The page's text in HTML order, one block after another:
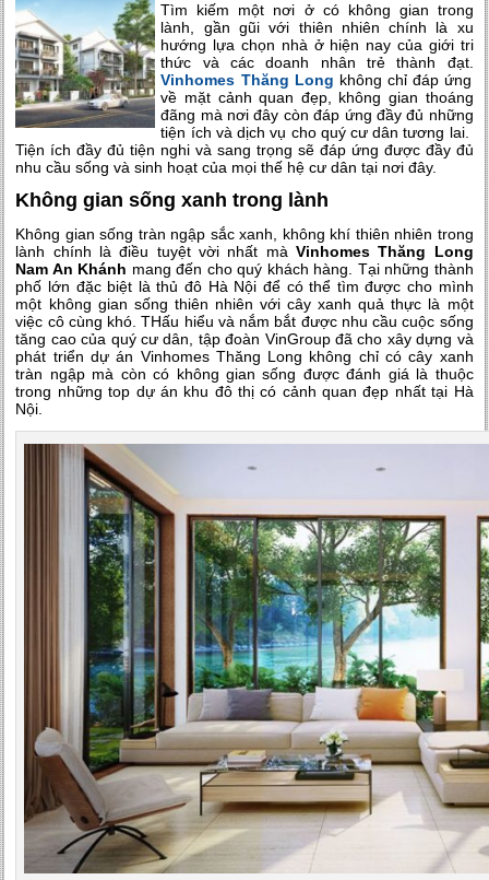
Tìm kiếm một nơi ở có không gian trong
lành, gần gũi với thiên nhiên chính là xu
hướng lựa chọn nhà ở hiện nay của giới tri
thức và các doanh nhân trẻ thành đạt.
Vinhomes Thăng Long không chỉ đáp ứng
về mặt cảnh quan đẹp, không gian thoáng
đãng mà nơi đây còn đáp ứng đầy đủ những
tiện ích và dịch vụ cho quý cư dân tương lai.
Tiện ích đầy đủ tiện nghi và sang trọng sẽ đáp ứng được đầy đủ
nhu cầu sống và sinh hoạt của mọi thế hệ cư dân tại nơi đây.
Không gian sống xanh trong lành
Không gian sống tràn ngập sắc xanh, không khí thiên nhiên trong
lành chính là điều tuyệt vời nhất mà Vinhomes Thăng Long
Nam An Khánh mang đến cho quý khách hàng. Tại những thành
phố lớn đặc biệt là thủ đô Hà Nội để có thể tìm được cho mình
một không gian sống thiên nhiên với cây xanh quả thực là một
việc cô cùng khó. THấu hiểu và nắm bắt được nhu cầu cuộc sống
tăng cao của quý cư dân, tập đoàn VinGroup đã cho xây dựng và
phát triển dự án Vinhomes Thăng Long không chỉ có cây xanh
tràn ngập mà còn có không gian sống được đánh giá là thuộc
trong những top dự án khu đô thị có cảnh quan đẹp nhất tại Hà
Nội.